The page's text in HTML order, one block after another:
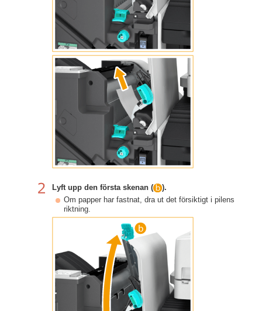
Lyft upp den första skenan (
).
Om papper har fastnat, dra ut det försiktigt i pilens
riktning.